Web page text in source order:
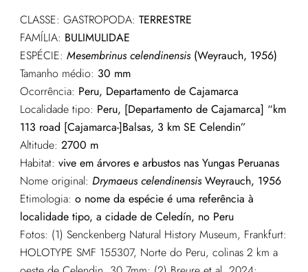
CLASSE: GASTROPODA: TERRESTRE
FAMÍLIA: BULIMULIDAE
ESPÉCIE: Mesembrinus celendinensis(Weyrauch, 1956)
Tamanho médio: 30 mm
Ocorrência: Peru, Departamento de Cajamarca
Localidade tipo: Peru, [Departamento de Cajamarca] “km
113 road [Cajamarca-]Balsas, 3 km SE Celendin”
Altitude: 2700 m
Habitat: vive em árvores e arbustos nas Yungas Peruanas
Nome original: Drymaeus celendinensisWeyrauch, 1956
Etimologia: o nome da espécie é uma referência à
localidade tipo, a cidade de Celedín, no Peru
Fotos: (1) Senckenberg Natural History Museum, Frankfurt:
HOLOTYPE SMF 155307, Norte do Peru, colinas 2 km a